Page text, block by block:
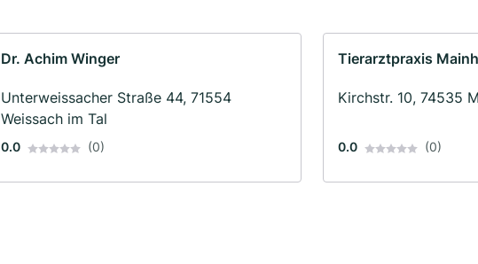
Dr. Achim Winger
Unterweissacher Straße 44, 71554
Weissach im Tal
0.0 (0)
Tierarztpraxis
Kirchstr. 10, 74535
0.0 (0)